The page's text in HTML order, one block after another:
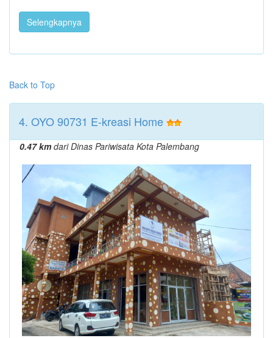
Selengkapnya
Back to Top
4. OYO 90731 E-kreasi Home
0.47 kmdari Dinas Pariwisata Kota Palembang